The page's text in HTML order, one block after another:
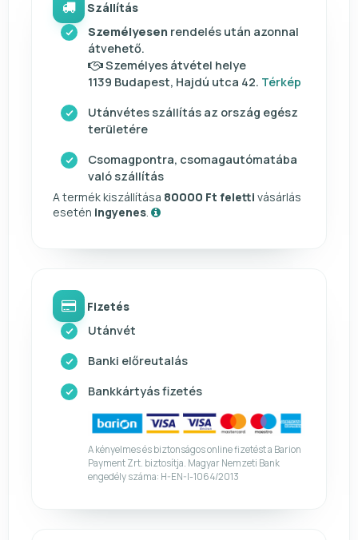
Szállítás
Személyesen rendelés után azonnal
átvehető.
Személyes átvétel helye
1139 Budapest, Hajdú utca 42. Térkép
Utánvétes szállítás az ország egész
területére
Csomagpontra, csomagautómatába
való szállítás
A termék kiszállítása 80000 Ft feletti vásárlás
esetén ingyenes
Fizetés
Utánvét
Banki előreutalás
Bankkártyás fizetés
A kényelmes és biztonságos online fizetést a Barion
Payment Zrt. biztosítja. Magyar Nemzeti Bank
engedély száma: H-EN-I-1064/2013